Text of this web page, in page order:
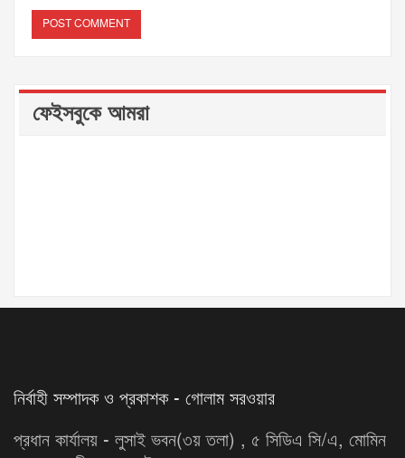
ফেইসবুকে আমরা
নির্বাহী সম্পাদক ও প্রকাশক - গোলাম সরওয়ার
প্রধান কার্যালয় - লুসাই ভবন(৩য় তলা) , ৫ সিডিএ সি/এ, মোমিন